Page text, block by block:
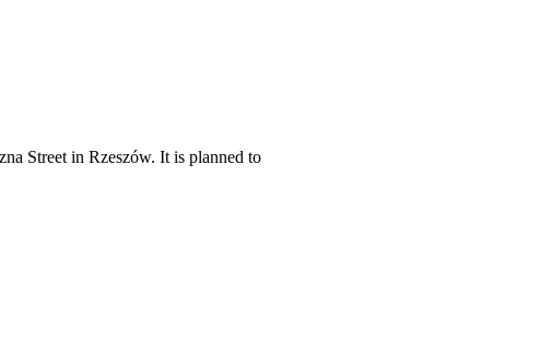
Street in Rzeszów. It is planned to